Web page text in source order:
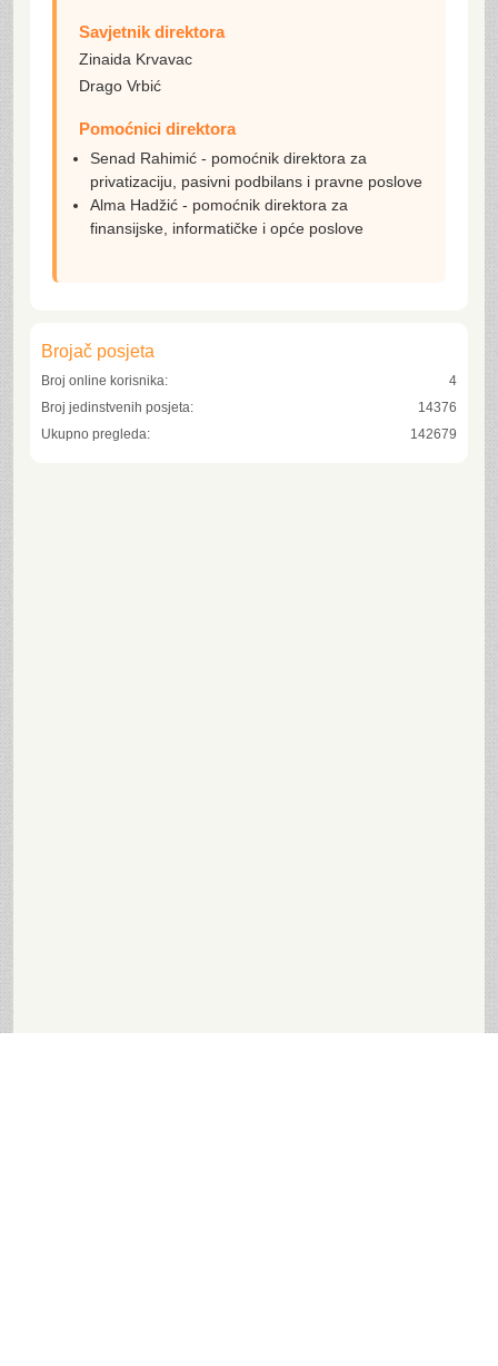
Savjetnik direktora
Zinaida Krvavac
Drago Vrbić
Pomoćnici direktora
Senad Rahimić - pomoćnik direktora za
privatizaciju, pasivni podbilans i pravne poslove
Alma Hadžić - pomoćnik direktora za
finansijske, informatičke i opće poslove
Brojač posjeta
Broj online korisnika:
4
Broj jedinstvenih posjeta:
14376
Ukupno pregleda:
142679